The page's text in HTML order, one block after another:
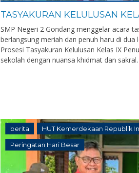
TASYAKURAN KELULUSAN
SMP Negeri 2 Gondang menggelar acara
berlangsung meriah dan penuh haru di dua
Prosesi Tasyakuran Kelulusan Kelas IX
sekolah dengan nuansa khidmat dan
berita HUT Kemerdekaan Republik
Peringatan Hari Besar